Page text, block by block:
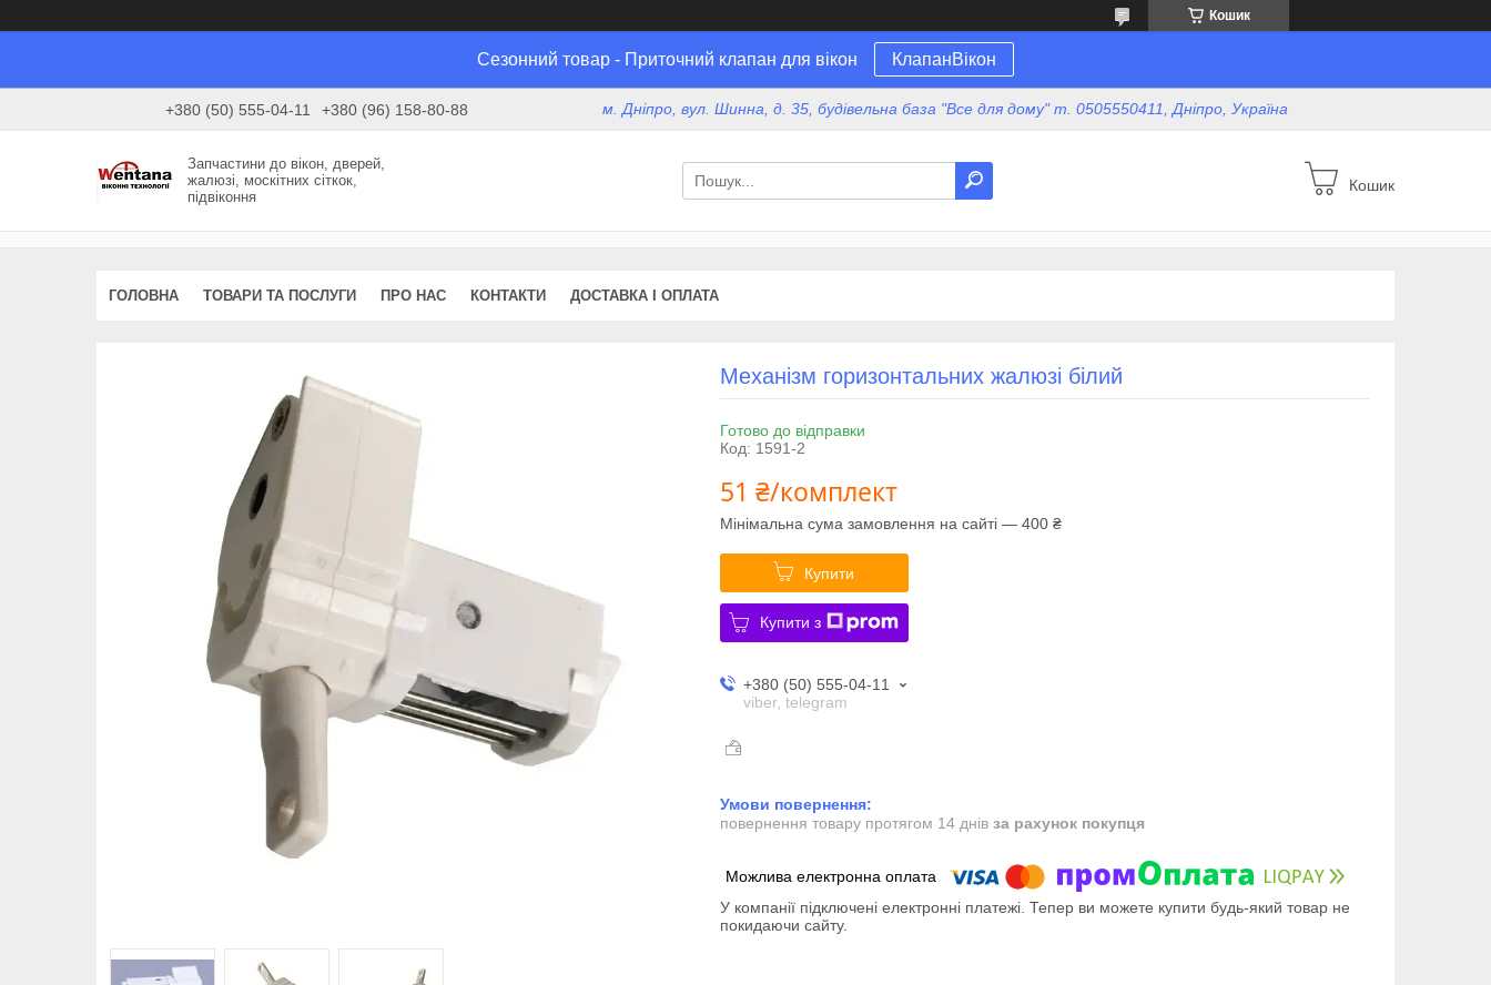
Кошик
Сезонний товар - Приточний клапан для вікон КлапанВікон
+380 (50) 555-04-11 +380 (96) 158-80-88 м. Дніпро, вул. Шинна, д. 35, будівельна база "Все для дому" т. 0505550411, Дніпро, Україна
Запчастини до вікон, дверей,
жалюзі, москітних сіткок,
підвіконня
Кошик
ГОЛОВНА ТОВАРИ ТА ПОСЛУГИ ПРО НАС КОНТАКТИ ДОСТАВКА І ОПЛАТА
Механізм горизонтальних жалюзі білий
Готово до відправки
Код: 1591-2
51 ₴/комплект
Мінімальна сума замовлення на сайті — 400 ₴
Купити
Купити з
+380 (50) 555-04-11
viber, telegram
повернення товару протягом 14 днів за рахунок покупця
У компанії підключені електронні платежі. Тепер ви можете купити будь-який товар не
покидаючи сайту.